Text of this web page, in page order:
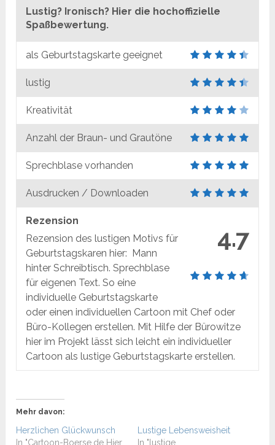
Lustig? Ironisch? Hier die hochoffizielle
Spaßbewertung.
als Geburtstagskarte geeignet
lustig
Kreativität
Anzahl der Braun- und Grautöne
Sprechblase vorhanden
Ausdrucken / Downloaden
4.7
Rezension
Rezension des lustigen Motivs für
Geburtstagskaren hier: Mann
hinter Schreibtisch. Sprechblase
für eigenen Text. So eine
individuelle Geburtstagskarte
oder einen individuellen Cartoon mit Chef oder
Büro-Kollegen erstellen. Mit Hilfe der Bürowitze
hier im Projekt lässt sich leicht ein individueller
Cartoon als lustige Geburtstagskarte erstellen.
Mehr davon:
Herzlichen Glückwunsch
In "Cartoon-Boerse.de Hier
Lustige Lebensweisheit
In "lustige